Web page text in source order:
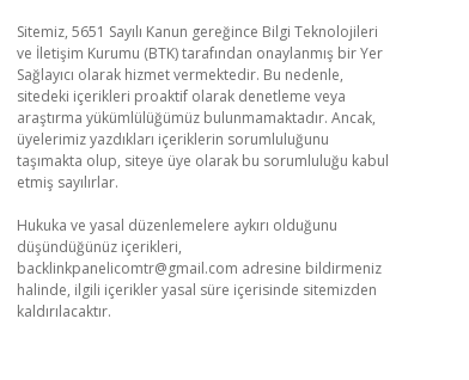
Sitemiz, 5651 Sayılı Kanun gereğince Bilgi Teknolojileri
ve İletişim Kurumu (BTK) tarafından onaylanmış bir Yer
Sağlayıcı olarak hizmet vermektedir. Bu nedenle,
sitedeki içerikleri proaktif olarak denetleme veya
araştırma yükümlülüğümüz bulunmamaktadır. Ancak,
üyelerimiz yazdıkları içeriklerin sorumluluğunu
taşımakta olup, siteye üye olarak bu sorumluluğu kabul
etmiş sayılırlar.
Hukuka ve yasal düzenlemelere aykırı olduğunu
düşündüğünüz içerikleri,
backlinkpanelicomtr@gmail.com adresine bildirmeniz
halinde, ilgili içerikler yasal süre içerisinde sitemizden
kaldırılacaktır.